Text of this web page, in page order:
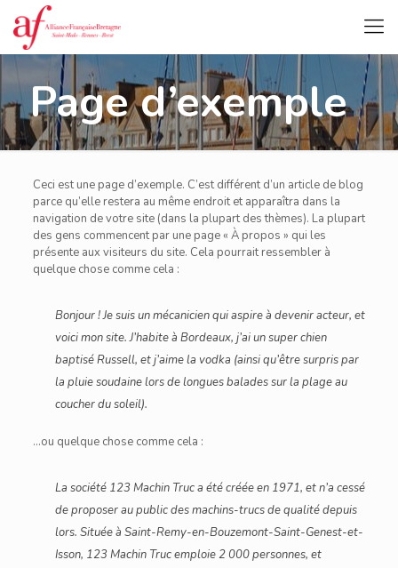
Page d’exemple
Ceci est une page d’exemple. C’est différent d’un article de blog
parce qu’elle restera au même endroit et apparaîtra dans la
navigation de votre site (dans la plupart des thèmes). La plupart
des gens commencent par une page « À propos » qui les
présente aux visiteurs du site. Cela pourrait ressembler à
quelque chose comme cela :
Bonjour ! Je suis un mécanicien qui aspire à devenir acteur, et
voici mon site. J’habite à Bordeaux, j’ai un super chien
baptisé Russell, et j’aime la vodka (ainsi qu’être surpris par
la pluie soudaine lors de longues balades sur la plage au
coucher du soleil).
…ou quelque chose comme cela :
La société 123 Machin Truc a été créée en 1971, et n’a cessé
de proposer au public des machins-trucs de qualité depuis
lors. Située à Saint-Remy-en-Bouzemont-Saint-Genest-et-
Isson, 123 Machin Truc emploie 2 000 personnes, et